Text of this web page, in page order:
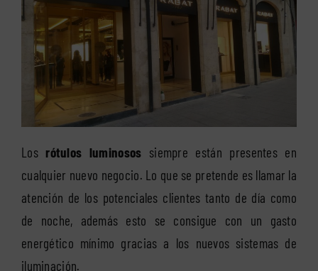
Los rótulos luminosos siempre están presentes en
cualquier nuevo negocio. Lo que se pretende es llamar la
atención de los potenciales clientes tanto de día como
de noche, además esto se consigue con un gasto
energético mínimo gracias a los nuevos sistemas de
iluminación.